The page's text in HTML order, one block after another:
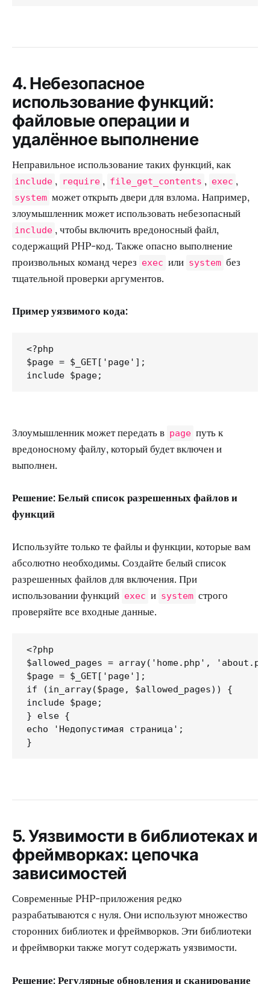
4. Небезопасное
использование функций:
файловые операции и
удалённое выполнение
Неправильное использование таких функций, как
include , require , file_get_contents , exec ,
system может открыть двери для взлома. Например,
злоумышленник может использовать небезопасный
include , чтобы включить вредоносный файл,
содержащий PHP-код. Также опасно выполнение
произвольных команд через exec или system без
тщательной проверки аргументов.
Пример уязвимого кода:
<?php
$page = $_GET['page'];
Злоумышленник может передать в page путь к
вредоносному файлу, который будет включен и
выполнен.
Решение: Белый список разрешенных файлов и
функций
Используйте только те файлы и функции, которые вам
абсолютно необходимы. Создайте белый список
разрешенных файлов для включения. При
использовании функций exec и system строго
проверяйте все входные данные.
<?php
$allowed_pages = array('home.php',
$page = $_GET['page'];
if (in_array($page, $allowed_pages)) {
include $page;
} else {
echo 'Недопустимая страница';
5. Уязвимости в библиотеках и
фреймворках: цепочка
зависимостей
Современные PHP-приложения редко
разрабатываются с нуля. Они используют множество
сторонних библиотек и фреймворков. Эти библиотеки
и фреймворки также могут содержать уязвимости.
Решение: Регулярные обновления и сканирование